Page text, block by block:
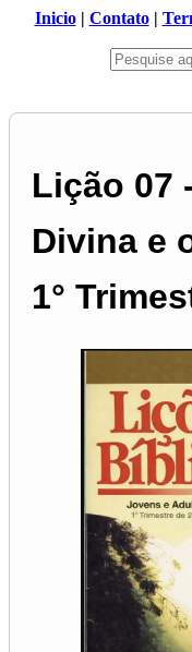
Inicio| Contato|
Lição 07
Divina e
1°